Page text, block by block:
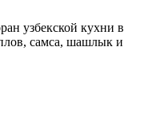
узбекской кухни в
самса, шашлык и